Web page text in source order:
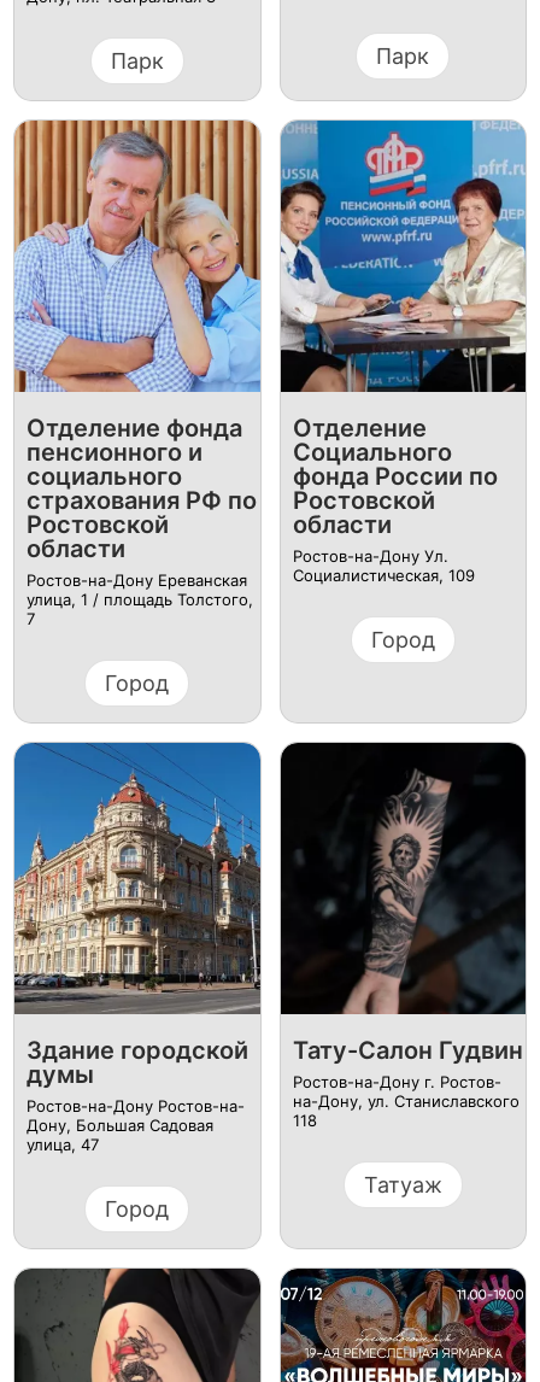
Парк Парк
Отделение фонда
пенсионного и
социального
страхования РФ по
Ростовской
области
Ростов-на-Дону Ереванская
улица, 1 / площадь Толстого,
7
Город
Отделение
Социального
фонда России по
Ростовской
области
Ростов-на-Дону Ул.
Социалистическая, 109
Город
Здание городской
думы
Ростов-на-Дону Ростов-на-
Дону, Большая Садовая
улица, 47
Город
Тату-Салон Гудвин
Ростов-на-Дону г. Ростов-
на-Дону, ул. Станиславского
118
Татуаж